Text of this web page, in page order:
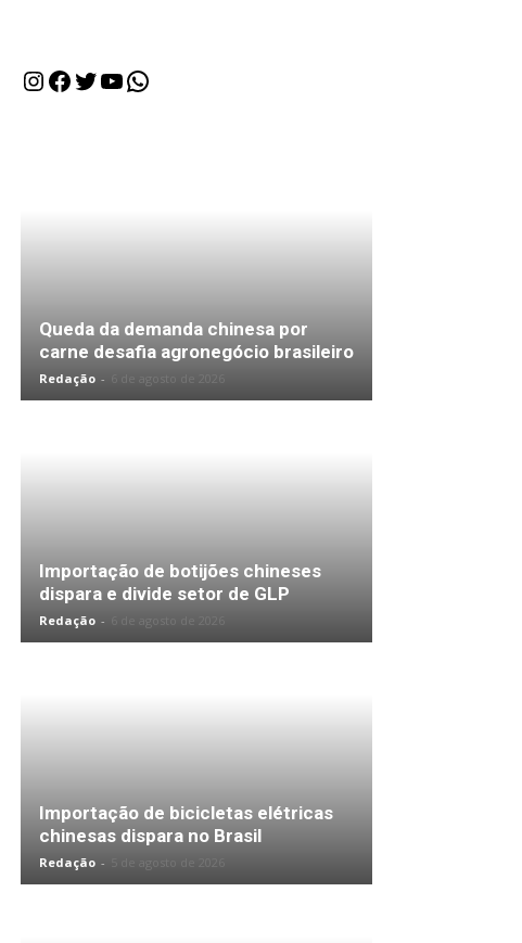
Instagram
Facebook
Twitter
Youtube
WhatsApp
Queda da demanda chinesa por
carne desafia agronegócio brasileiro
Redação -
Importação de botijões chineses
dispara e divide setor de GLP
Redação -
Importação de bicicletas elétricas
chinesas dispara no Brasil
Redação -